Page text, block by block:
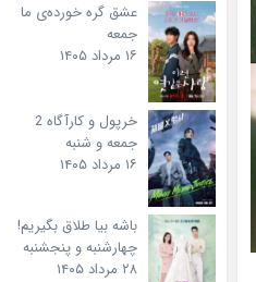
عشق گره خورده‌ی ما
جمعه
۱۶ مرداد ۱۴۰۵
خرپول و کارآگاه 2
جمعه و شنبه
۱۶ مرداد ۱۴۰۵
باشه بیا طلاق بگیریم!
چهارشنبه و پنجشنبه
۲۸ مرداد ۱۴۰۵